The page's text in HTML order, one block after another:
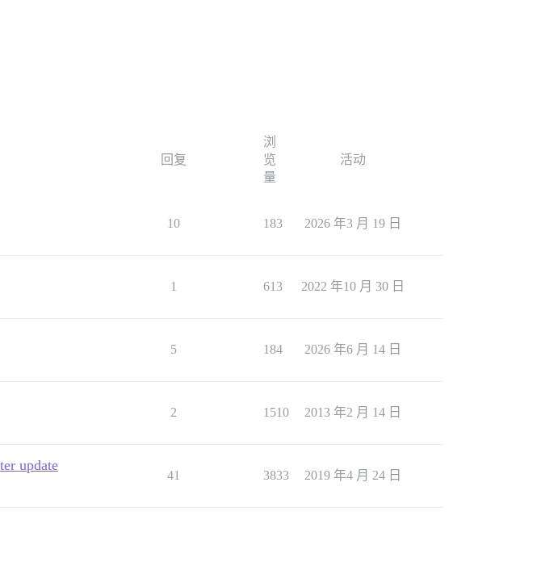
回复
浏
览
量
活动
10 183 2026 年3 月 19 日
1 613 2022 年10 月 30 日
5 184 2026 年6 月 14 日
2 1510 2013 年2 月 14 日
update
41 3833 2019 年4 月 24 日